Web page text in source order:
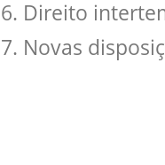
6. Direito
7. Novas